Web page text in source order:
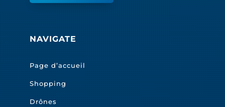
NAVIGATE
Page d’accueil
Shopping
Drônes